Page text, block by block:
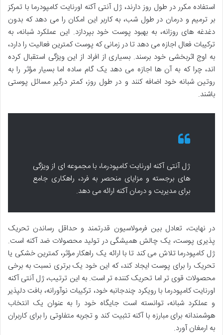
استفاده مکرر در طول روز دارند، ژل آنتی آکنه اورنایت کامپودرما با تمرکز
بر ترمیم و درمان در طول شب، به کاربر این امکان را می دهد که بدون
دغدغه های روزانه، به بهبود پوست خود بپردازد. این عملکرد شبانه، به
ترکیبات فعال اجازه می دهد تا در زمانی که پوست کمترین فعالیت را دارد،
به اوج اثربخشی خود برسند. بسیاری از افراد از این ویژگی استقبال کرده
اند، چرا که به آن ها اجازه می دهد یک گام ساده اما بسیار مؤثر را به
روتین شبانه خود اضافه کنند و در طول روز، کمتر درگیر مسائل پوستی
باشند.
ژل آنتی آکنه اورنایت کامپودرما، با مجموعه ای از ویژگی
های برجسته و مزایای منحصر به فرد، راهکاری جامع
برای مدیریت و درمان آکنه ارائه می دهد.
در نهایت، تعادل بین فرمولاسیون قدرتمند و حداقل رساندن تحریک
پذیری پوست، یک چالش همیشگی در تولید محصولات ضد آکنه است.
ژل کامپودرما تلاش می کند تا با ارائه یک راهکار مؤثر، کمترین خشکی یا
تحریک را برای پوست ایجاد کند، که این خود یک برتری نسبت به برخی
محصولات قوی تر اما تحریک کننده تر است. به این ترتیب، ژل آنتی آکنه
اورنایت کامپودرما با رویکرد چندجانبه خود، ترکیبات نوآورانه، بافت دلپذیر
و عملکرد شبانه، توانسته است جایگاه خود را به عنوان یک انتخاب
هوشمندانه برای مبارزه با آکنه تثبیت کند و تجربه متفاوتی را برای کاربران
به ارمغان آورد.